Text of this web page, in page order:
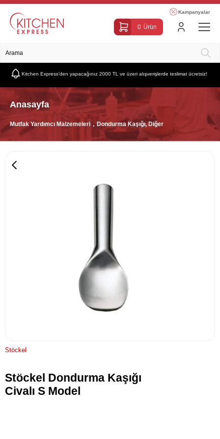
Kampanyalar
0 Ürün
Kitchen Express’den yapacağınız 2000 TL ve üzeri alışverişlerde teslimat ücretsiz!
Anasayfa
Mutfak Yardımcı Malzemeleri Dondurma Kaşığı, Diğer
Stöckel
Stöckel Dondurma Kaşığı
Civalı S Model